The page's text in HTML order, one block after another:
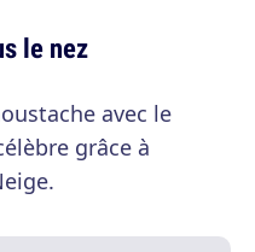
le nez
avec le
grâce à